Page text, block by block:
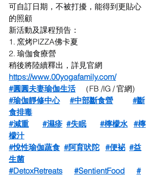
可自訂日期，不被打擾，能得到更貼心
的照顧
新活動及課程預告：
1. 窯烤PIZZA佛卡夏
2. 瑜伽食療營
稍後將陸續釋出，詳見官網
https://www.00yogafamily.com/
#圓圓夫妻瑜伽生活 （FB /IG / 官網)
#瑜伽靜修中心
#中部斷食營
#斷
食排毒
#減重
#濕疹 #失眠 #檸檬水 #檸
檬汁
#悅性瑜伽蔬食 #阿育吠陀 #便袐 #益
生菌
#DetoxRetreats
#SentientFood
#